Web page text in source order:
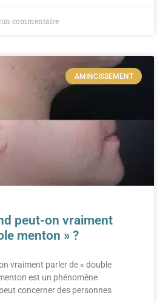
commentaire
AMINCISSEMENT
peut-on vraiment
menton » ?
vraiment parler de « double
est un phénomène
concerner des personnes